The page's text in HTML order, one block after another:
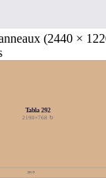
(2440 ×
Tabla 292
2190×768 ↻
Tabla 234
2092×70 ↻